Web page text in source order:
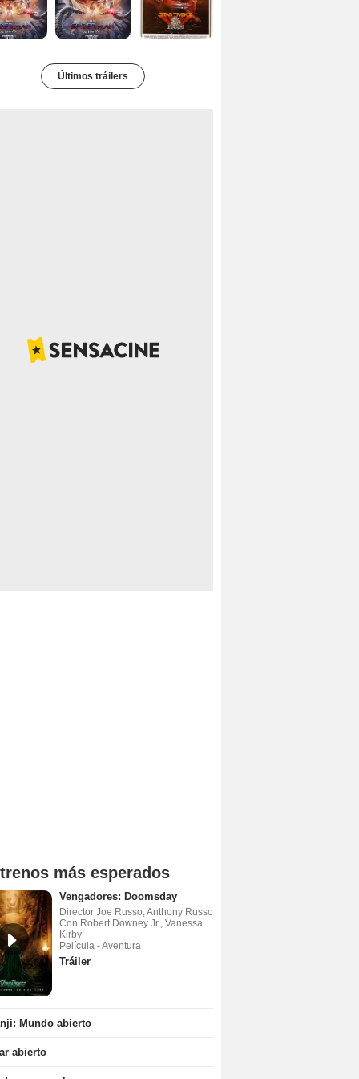
Últimos tráilers
más esperados
Vengadores: Doomsday
Director Joe Russo, Anthony Russo
Con Robert Downey Jr., Vanessa
Kirby
Película - Aventura
Tráiler
Mundo abierto
abierto